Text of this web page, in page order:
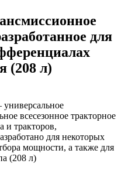
для
(208 л)